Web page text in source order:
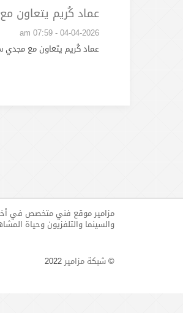
عماد كُريم يتعاون
04-04-2026 - 07:59 am
عماد كُريم يتعاون مع
مزامير موقع فني متخصص في
والسينما والتلفزيون وحياة
©شبكة مزامير2022